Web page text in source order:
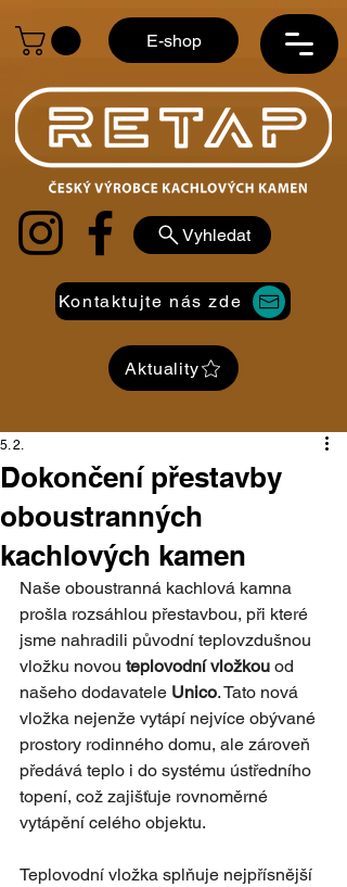
Vyhledat
E-shop
Kontaktujte nás zde
Aktuality
Dokončení přestavby
oboustranných
kachlových kamen
5. 2.
Naše oboustranná kachlová kamna
prošla rozsáhlou přestavbou, při které
jsme nahradili původní teplovzdušnou
vložku novou teplovodní vložkou od
našeho dodavatele Unico. Tato nová
vložka nejenže vytápí nejvíce obývané
prostory rodinného domu, ale zároveň
předává teplo i do systému ústředního
topení, což zajišťuje rovnoměrné
vytápění celého objektu.
Teplovodní vložka splňuje nejpřísnější